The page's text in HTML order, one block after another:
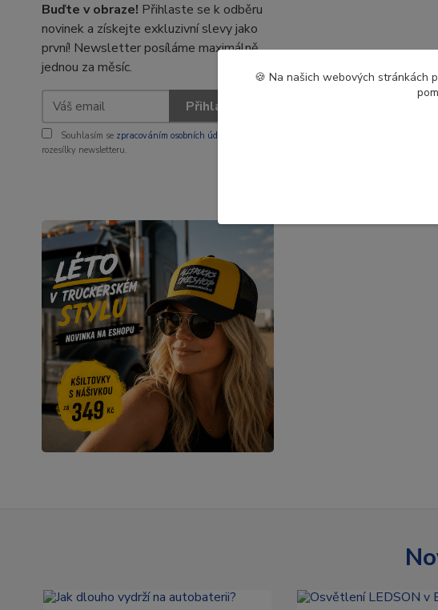
Buďte v obraze! Přihlaste se k odběru
novinek a získejte exkluzivní slevy jako
první! Newsletter posíláme maximálně
jednou za měsíc.
Přihlásit se
Souhlasím se zpracováním osobních údajů
rozesílky newsletteru.
🍪 Na našich webových stránkách